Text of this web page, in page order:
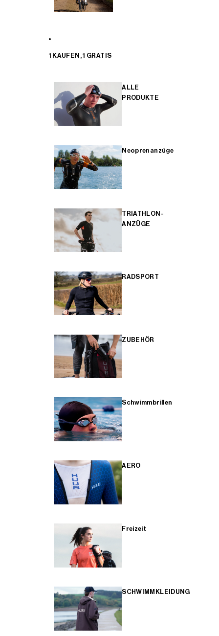
1 KAUFEN, 1 GRATIS
ALLE
PRODUKTE
Neoprenanzüge
TRIATHLON-
ANZÜGE
RADSPORT
ZUBEHÖR
Schwimmbrillen
AERO
Freizeit
SCHWIMMKLEIDUNG